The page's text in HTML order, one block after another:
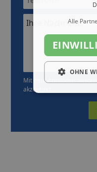
Ihre Nachricht:*
Mit dem Absenden werden
akzeptiert.
Alle
OHNE